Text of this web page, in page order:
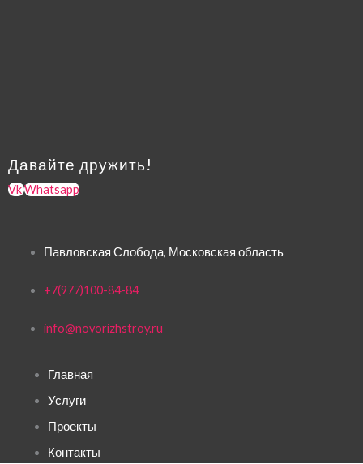
Давайте дружить!
VkWhatsapp
Павловская Слобода, Московская область
+7(977)100-84-84
info@novorizhstroy.ru
Главная
Услуги
Проекты
Контакты